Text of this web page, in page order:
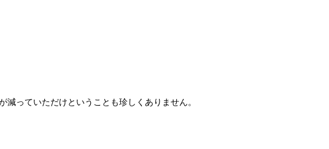
っていただけということも珍しくありません。